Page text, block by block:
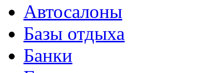
Автосалоны
Базы отдыха
Банки